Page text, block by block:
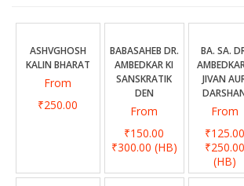
POSTERS
OUR WRITERS
ASHVGHOSH
KALIN BHARAT
From
₹250.00
BABASAHEB DR.
AMBEDKAR KI
SANSKRATIK
DEN
From
₹150.00
₹300.00 (HB)
BA. SA.
JIVAN
From
₹125.00
₹250.00
(HB)